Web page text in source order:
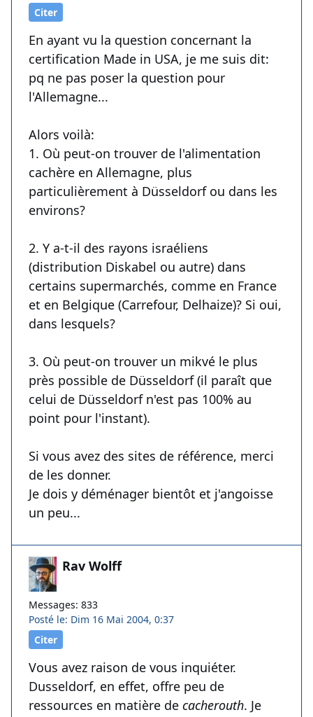
Citer
En ayant vu la question concernant la
certification Made in USA, je me suis dit:
pq ne pas poser la question pour
l'Allemagne...
Alors voilà:
1. Où peut-on trouver de l'alimentation
cachère en Allemagne, plus
particulièrement à Düsseldorf ou dans les
environs?
2. Y a-t-il des rayons israéliens
(distribution Diskabel ou autre) dans
certains supermarchés, comme en France
et en Belgique (Carrefour, Delhaize)? Si oui,
dans lesquels?
3. Où peut-on trouver un mikvé le plus
près possible de Düsseldorf (il paraît que
celui de Düsseldorf n'est pas 100% au
point pour l'instant).
Si vous avez des sites de référence, merci
de les donner.
Je dois y déménager bientôt et j'angoisse
un peu...
Rav Wolff
Messages: 833
Posté le: Dim 16 Mai 2004, 0:37
Citer
Vous avez raison de vous inquiéter.
Dusseldorf, en effet, offre peu de
ressources en matière de cacherouth. Je